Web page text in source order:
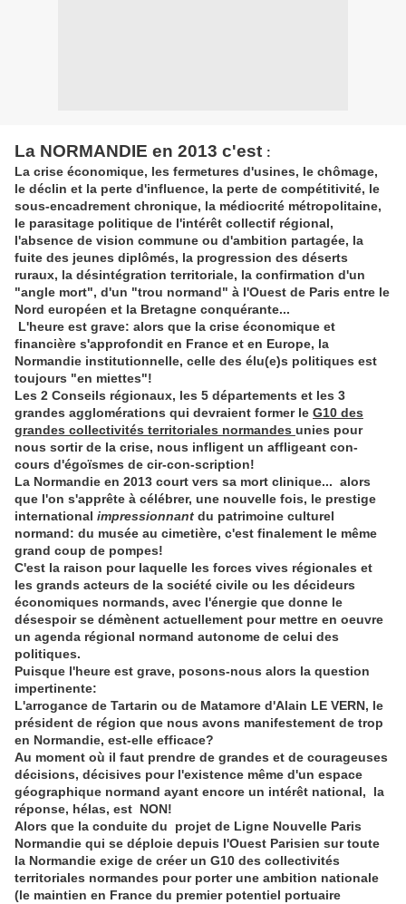
La NORMANDIE en 2013 c'est :
La crise économique, les fermetures d'usines, le chômage,
le déclin et la perte d'influence, la perte de compétitivité, le
sous-encadrement chronique, la médiocrité métropolitaine,
le parasitage politique de l'intérêt collectif régional,
l'absence de vision commune ou d'ambition partagée, la
fuite des jeunes diplômés, la progression des déserts
ruraux, la désintégration territoriale, la confirmation d'un
"angle mort", d'un "trou normand" à l'Ouest de Paris entre le
Nord européen et la Bretagne conquérante...
L'heure est grave: alors que la crise économique et
financière s'approfondit en France et en Europe, la
Normandie institutionnelle, celle des élu(e)s politiques est
toujours "en miettes"!
Les 2 Conseils régionaux, les 5 départements et les 3
grandes agglomérations qui devraient former le G10 des
grandes collectivités territoriales normandes unies pour
nous sortir de la crise, nous infligent un affligeant con-
cours d'égoïsmes de cir-con-scription!
La Normandie en 2013 court vers sa mort clinique... alors
que l'on s'apprête à célébrer, une nouvelle fois, le prestige
international impressionnant du patrimoine culturel
normand: du musée au cimetière, c'est finalement le même
grand coup de pompes!
C'est la raison pour laquelle les forces vives régionales et
les grands acteurs de la société civile ou les décideurs
économiques normands, avec l'énergie que donne le
désespoir se démènent actuellement pour mettre en oeuvre
un agenda régional normand autonome de celui des
politiques.
Puisque l'heure est grave, posons-nous alors la question
impertinente:
L'arrogance de Tartarin ou de Matamore d'Alain LE VERN, le
président de région que nous avons manifestement de trop
en Normandie, est-elle efficace?
Au moment où il faut prendre de grandes et de courageuses
décisions, décisives pour l'existence même d'un espace
géographique normand ayant encore un intérêt national, la
réponse, hélas, est NON!
Alors que la conduite du projet de Ligne Nouvelle Paris
Normandie qui se déploie depuis l'Ouest Parisien sur toute
la Normandie exige de créer un G10 des collectivités
territoriales normandes pour porter une ambition nationale
(le maintien en France du premier potentiel portuaire